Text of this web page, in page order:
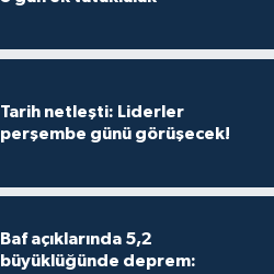
Tarih netleşti: Liderler
perşembe günü görüşecek!
Baf açıklarında 5,2
büyüklüğünde deprem: